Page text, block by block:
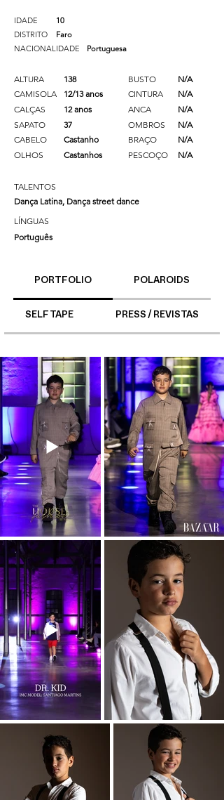
IDADE
10
DISTRITO
Faro
NACIONALIDADE
Portuguesa
ALTURA
138
CAMISOLA
12/13 anos
CALÇAS
12 anos
SAPATO
37
CABELO
Castanho
OLHOS
Castanhos
BUSTO
N/A
CINTURA
N/A
ANCA
N/A
OMBROS
N/A
BRAÇO
N/A
PESCOÇO
N/A
TALENTOS
Dança Latina, Dança street dance
LÍNGUAS
Português
PORTFOLIO POLAROIDS
SELF TAPE PRESS / REVISTAS